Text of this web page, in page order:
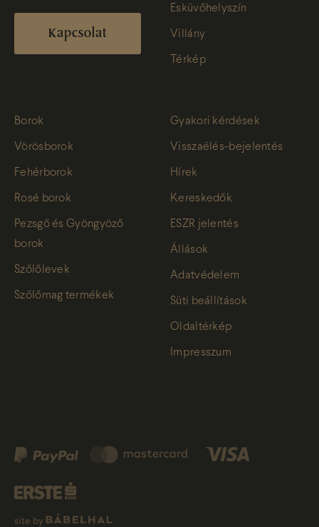
Kapcsolat
Esküvőhelyszín
Villány
Térkép
Borok
Vörösborok
Fehérborok
Rosé borok
Pezsgő és Gyöngyöző
borok
Szőlőlevek
Szőlőmag termékek
Gyakori kérdések
Visszaélés-bejelentés
Hírek
Kereskedők
ESZR jelentés
Állások
Adatvédelem
Süti beállítások
Oldaltérkép
Impresszum
site by